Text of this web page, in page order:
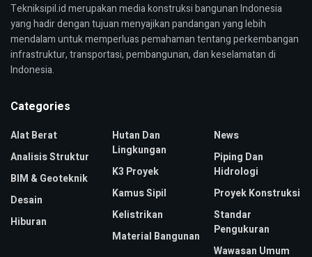
Tekniksipil.id merupakan media konstruksi bangunan Indonesia
yang hadir dengan tujuan menyajikan pandangan yang lebih
mendalam untuk memperluas pemahaman tentang perkembangan
infrastruktur, transportasi, pembangunan, dan keselamatan di
Indonesia.
Categories
Alat Berat
Analisis Struktur
BIM & Geoteknik
Desain
Hiburan
Hutan Dan
Lingkungan
K3 Proyek
Kamus Sipil
Kelistrikan
Material Bangunan
News
Piping Dan
Hidrologi
Proyek Konstruksi
Standar
Pengukuran
Wawasan Umum